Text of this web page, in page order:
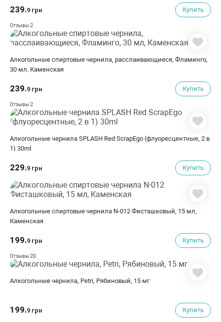
239.9 грн Купить
Отзывы 2
Алкогольные спиртовые чернила, расслаивающиеся, Фламинго,
30 мл, Каменская
239.9 грн Купить
Отзывы 2
Алкогольные чернилa SPLASH Red ScrapEgo (флуоресцентные, 2 в
1) 30ml
229.9 грн Купить
Алкогольные спиртовые чернила N-012 Фисташковый, 15 мл,
Каменская
199.9 грн Купить
Отзывы 20
Алкогольные чернила, Petri, Рябиновый, 15 мг
199.9 грн Купить